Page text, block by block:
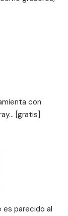
con
[gratis]
es parecido al